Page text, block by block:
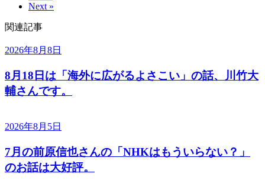
Next »
関連記事
2026年8月8日
8月18日は「海外に広がるよさこい」の話、川竹大
輔さんです。
2026年8月5日
7月の前原信也さんの「NHKはもういらない？」
のお話は大好評。